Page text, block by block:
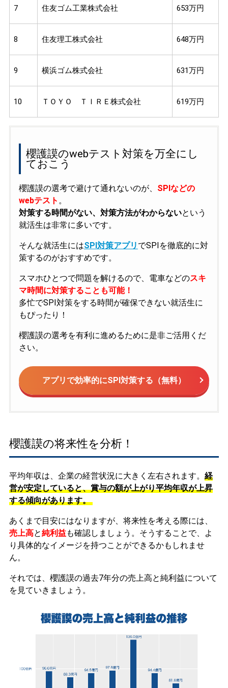
7 住友ゴム工業株式会社 653万円
8 住友理工株式会社 648万円
9 横浜ゴム株式会社 631万円
10 ＴＯＹＯ ＴＩＲＥ株式会社 619万円
櫻護謨のwebテスト対策を万全にし
ておこう
櫻護謨の選考で避けて通れないのが、 SPIなどの
webテスト 。
対策する時間がない、対策方法がわからないという
就活生は非常に多いです。
そんな就活生にはSPI対策アプリ でSPIを徹底的に対
策するのがおすすめです。
スマホひとつで問題を解けるので、電車などのスキ
マ時間に対策することも可能！
多忙でSPI対策をする時間が確保できない就活生に
もぴったり！
櫻護謨の選考を有利に進めるために是非ご活用くだ
さい。
アプリで効率的にSPI対策する（無料）
櫻護謨の将来性を分析！
平均年収は、企業の経営状況に大きく左右されます。 経
営が安定していると、賞与の額が上がり平均年収が上昇
する傾向があります。
あくまで目安にはなりますが、将来性を考える際には、
売上高と純利益も確認しましょう。そうすることで、よ
り具体的なイメージを持つことができるかもしれませ
ん。
それでは、櫻護謨の過去7年分の売上高と純利益について
を見ていきましょう。